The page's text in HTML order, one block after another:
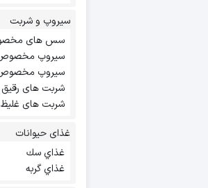
سیروپ و شربت
سس های
سیروپ
سیروپ
شربت های رقیق
شربت های غلیظ
غذای حیوانات
غذاي سك
غذاي گربه